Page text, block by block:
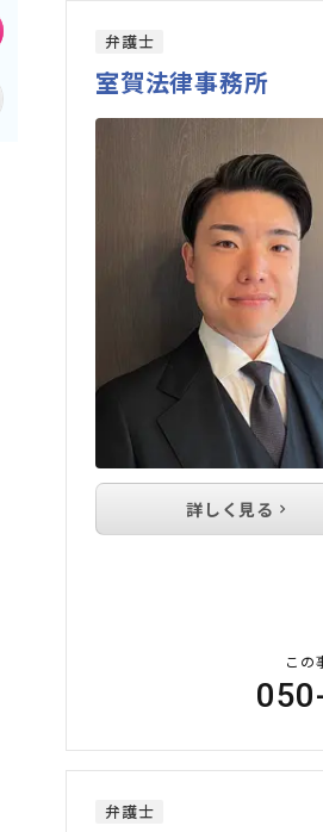
弁護士
室賀法律事務所
詳しく見る
この
弁護士